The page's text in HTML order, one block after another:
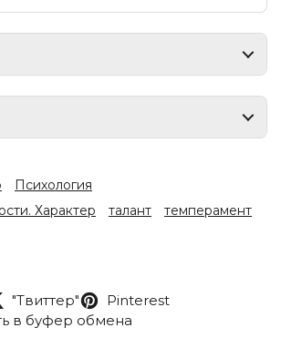
Психология
Характер
талант темперамент
"Твиттер"
Pinterest
в буфер обмена